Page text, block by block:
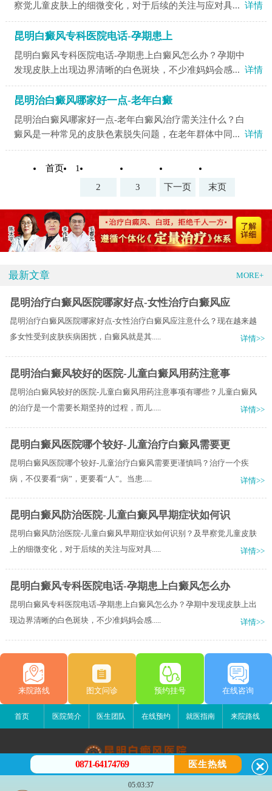
察觉儿童皮肤上的细微变化，对于后续的关注与应对具... 详情
昆明白癜风专科医院电话-孕期患上
昆明白癜风专科医院电话-孕期患上白癜风怎么办？孕期中
发现皮肤上出现边界清晰的白色斑块，不少准妈妈会感... 详情
昆明治白癜风哪家好一点-老年白癜
昆明治白癜风哪家好一点-老年白癜风治疗需关注什么？白
癜风是一种常见的皮肤色素脱失问题，在老年群体中同... 详情
首页
1
2
3 下一页 末页
最新文章 MORE+
昆明治疗白癜风医院哪家好点-女性治疗白癜风应
昆明治疗白癜风医院哪家好点-女性治疗白癜风应注意什么？现在越来越
多女性受到皮肤疾病困扰，白癜风就是其.....
详情>>
昆明治白癜风较好的医院-儿童白癜风用药注意事
昆明治白癜风较好的医院-儿童白癜风用药注意事项有哪些？儿童白癜风
的治疗是一个需要长期坚持的过程，而儿.....
详情>>
昆明白癜风医院哪个较好-儿童治疗白癜风需要更
昆明白癜风医院哪个较好-儿童治疗白癜风需要更谨慎吗？治疗一个疾
病，不仅要看“病”，更要看“人”。当患.....
详情>>
昆明白癜风防治医院-儿童白癜风早期症状如何识
昆明白癜风防治医院-儿童白癜风早期症状如何识别？及早察觉儿童皮肤
上的细微变化，对于后续的关注与应对具.....
详情>>
昆明白癜风专科医院电话-孕期患上白癜风怎么办
昆明白癜风专科医院电话-孕期患上白癜风怎么办？孕期中发现皮肤上出
现边界清晰的白色斑块，不少准妈妈会感.....
详情>>
来院路线 图文问诊 预约挂号 在线咨询
首页 医院简介 医生团队 在线预约 就医指南 来院路线
昆明白癜风医院
昆明市五华区护国路2号
0871-64174769 医生热线
05:03:37